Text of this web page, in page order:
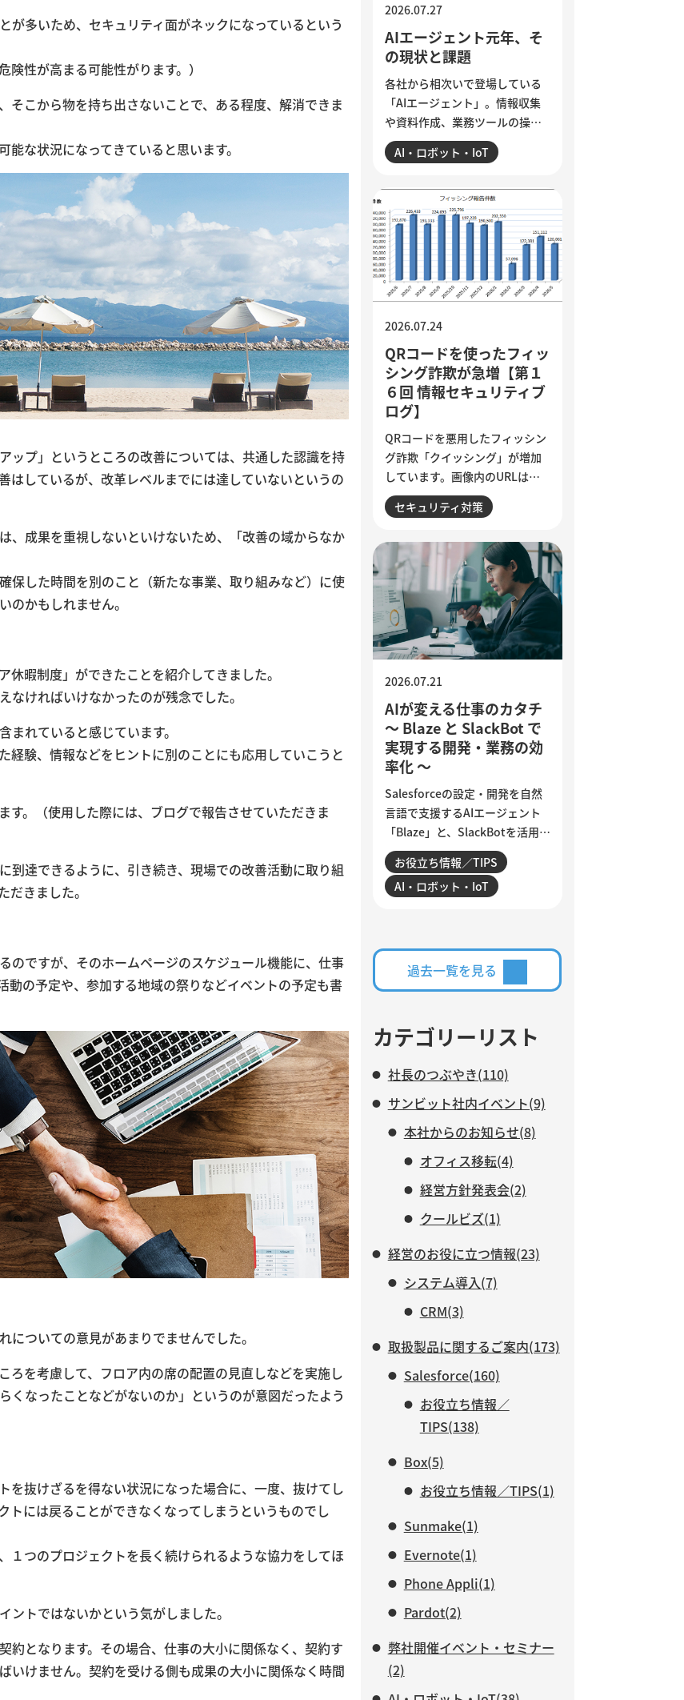
が多いため、セキュリティ面がネックになっているという
険性が高まる可能性がります。）
そこから物を持ち出さないことで、ある程度、解消できま
な状況になってきていると思います。
ップ」というところの改善については、共通した認識を持
はしているが、改革レベルまでには達していないというの
、成果を重視しないといけないため、「改善の域からなか
保した時間を別のこと（新たな事業、取り組みなど）に使
のかもしれません。
暇制度」ができたことを紹介してきました。
ければいけなかったのが残念でした。
れていると感じています。
経験、情報などをヒントに別のことにも応用していこうと
す。（使用した際には、ブログで報告させていただきま
到達できるように、引き続き、現場での改善活動に取り組
きました。
のですが、そのホームページのスケジュール機能に、仕事
動の予定や、参加する地域の祭りなどイベントの予定も書
ついての意見があまりでませんでした。
ろを考慮して、フロア内の席の配置の見直しなどを実施し
くなったことなどがないのか」というのが意図だったよう
を抜けざるを得ない状況になった場合に、一度、抜けてし
トには戻ることができなくなってしまうというものでし
１つのプロジェクトを長く続けられるような協力をしてほ
トではないかという気がしました。
約となります。その場合、仕事の大小に関係なく、契約す
いけません。契約を受ける側も成果の大小に関係なく時間
AIエージェント元年、そ
の現状と課題
2026.07.27
各社から相次いで登場している
「AIエージェント」。情報収集
や資料作成、業務ツールの操作
まで任せられるようになった一
方、現場では「思ったほど使え
す。各社のAIエージェント機能
を紹介するとともに、導入がう
まくいかない5つの理由を整理。
業務の棚卸しや手順の分解、品
質基準の明文化など、小さく試
しながら実用化を進める方法を
AI・ロボット・IoT
QRコードを使ったフィッ
シング詐欺が急増【第１
６回 情報セキュリティブ
ログ】
2026.07.24
QRコードを悪用したフィッシン
グ詐欺「クイッシング」が増加
しています。画像内のURLはメ
ールフィルターで検知されにく
く、スマートフォンを経由して
です。セキュリティ意識が高い
人ほど狙われる巧妙な手口と、
被害を防ぐために実践したい3つ
の確認ポイントをご紹介しま
す。
セキュリティ対策
AIが変える仕事のカタチ
～ Blaze と SlackBot で
実現する開発・業務の効
率化 ～
2026.07.21
Salesforceの設定・開発を自然
言語で支援するAIエージェント
「Blaze」と、SlackBotを活用し
た業務自動化を紹介します。AI
は、日々の細かな作業をどこま
で効率化できるのでしょうか。
など、サンビットで実際に構
築・運用している仕組みを交え
ながら、AIに任せる業務と、人
て紹介します。
お役立ち情報／TIPS
AI・ロボット・IoT
過去一覧を見る
カテゴリーリスト
社長のつぶやき(110)
サンビット社内イベント(9)
本社からのお知らせ(8)
オフィス移転(4)
経営方針発表会(2)
クールビズ(1)
経営のお役に立つ情報(23)
システム導入(7)
CRM(3)
取扱製品に関するご案内(173)
Salesforce(160)
お役立ち情報／
TIPS(138)
Box(5)
お役立ち情報／TIPS(1)
Sunmake(1)
Evernote(1)
Phone Appli(1)
Pardot(2)
弊社開催イベント・セミナー
(2)